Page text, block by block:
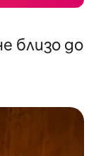
близо до